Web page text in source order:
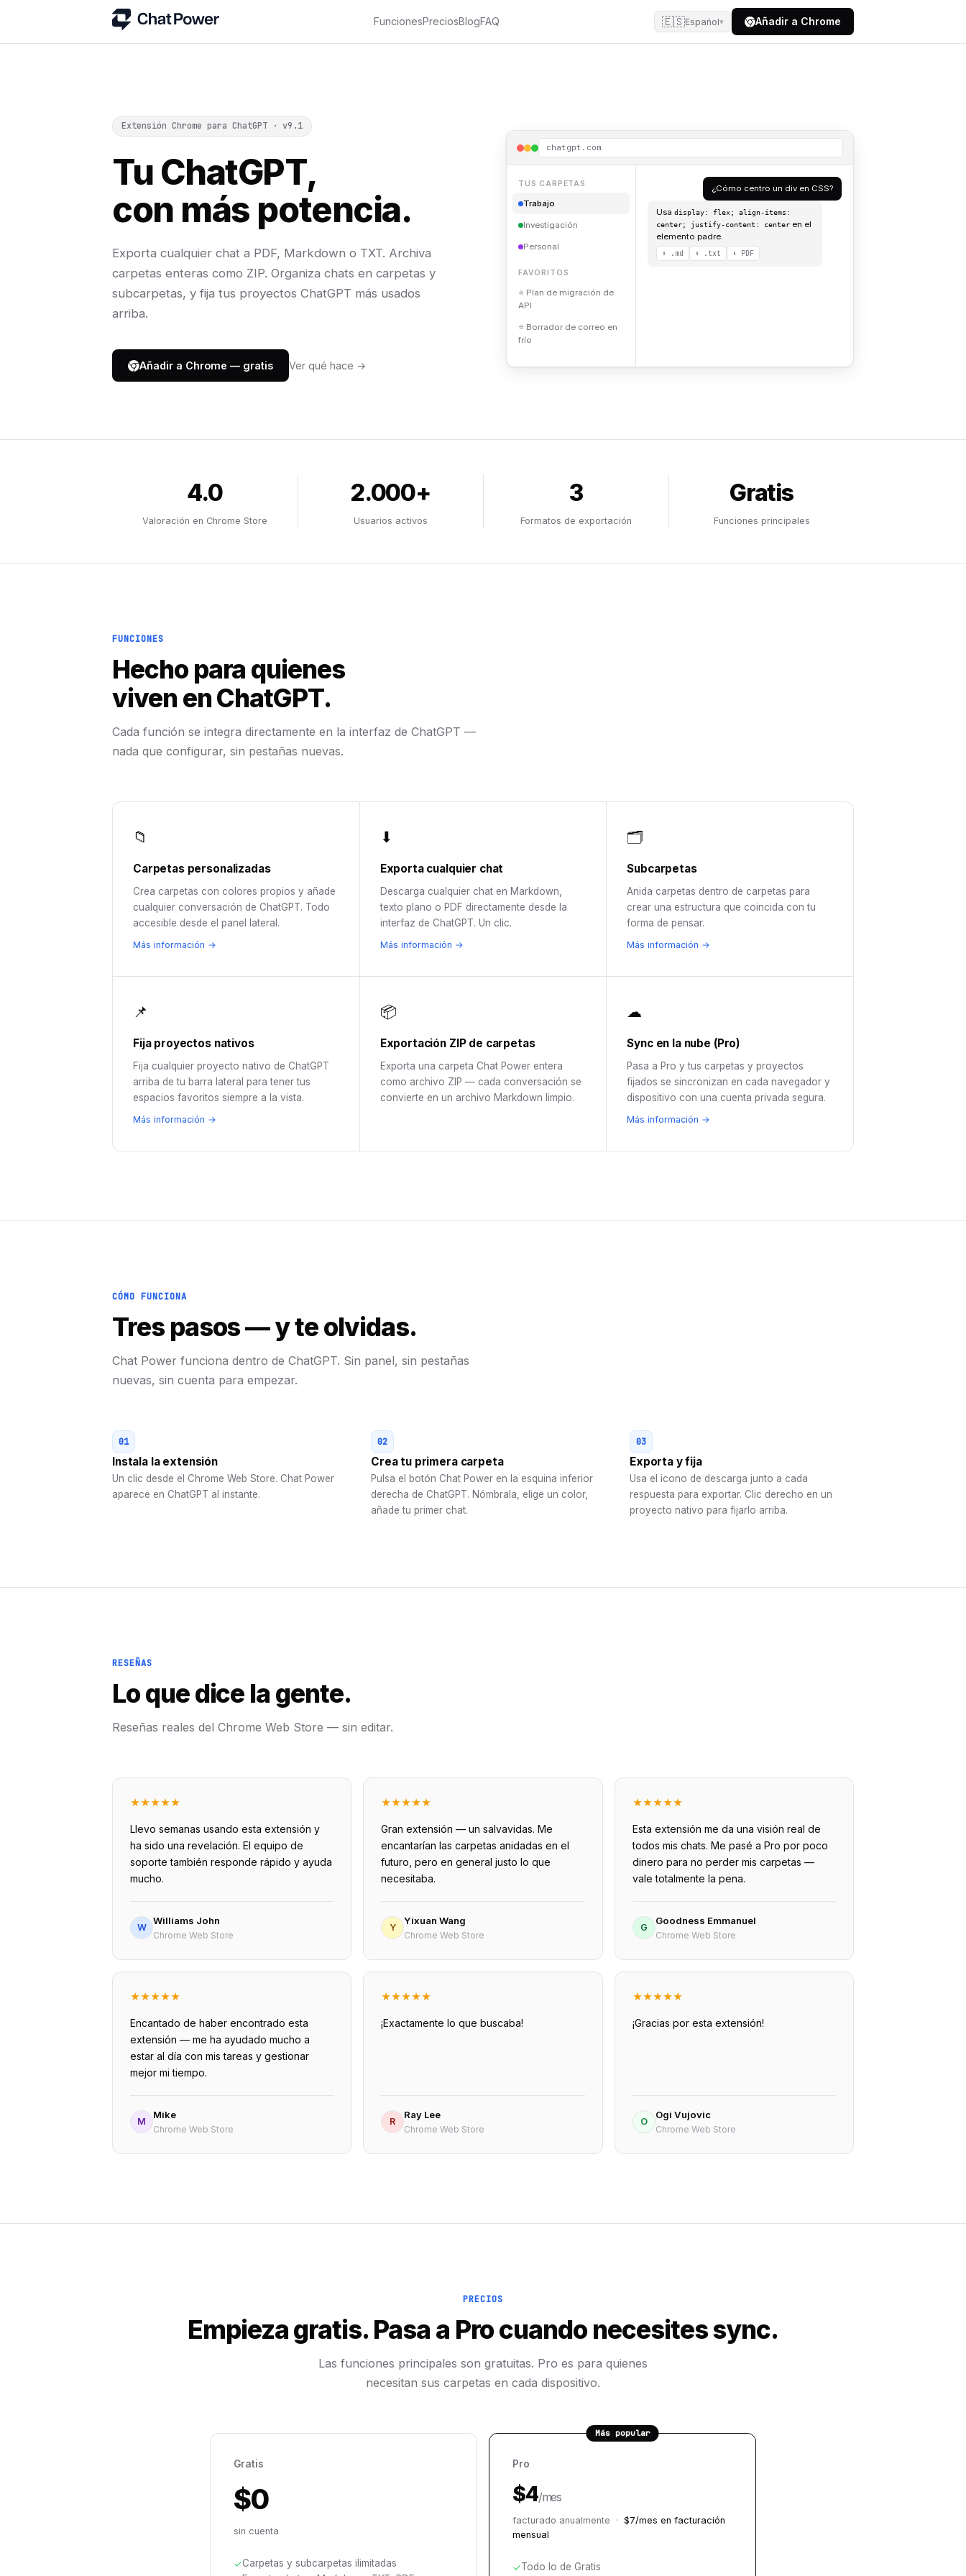
FuncionesPreciosBlogFAQ 🇪🇸Español▾ Añadir a Chrome
Extensión Chrome para ChatGPT · v9.1
Tu ChatGPT,
con más potencia.
Exporta cualquier chat a PDF, Markdown o TXT. Archiva
carpetas enteras como ZIP. Organiza chats en carpetas y
subcarpetas, y fija tus proyectos ChatGPT más usados
arriba.
Añadir a Chrome — gratis Ver qué hace →
chatgpt.com
TUS CARPETAS
Trabajo
Investigación
Personal
FAVORITOS
⭐ Plan de migración de
API
⭐ Borrador de correo en
frío
¿Cómo centro un div en CSS?
Usa display: flex; align-items:
center; justify-content: center en el
elemento padre.
⬇ .md ⬇ .txt ⬇ PDF
4.0
Valoración en Chrome Store
2.000+
Usuarios activos
3
Formatos de exportación
Gratis
Funciones principales
FUNCIONES
Hecho para quienes
viven en ChatGPT.
Cada función se integra directamente en la interfaz de ChatGPT —
nada que configurar, sin pestañas nuevas.
📁
Carpetas personalizadas
Crea carpetas con colores propios y añade
cualquier conversación de ChatGPT. Todo
accesible desde el panel lateral.
Más información →
⬇
Exporta cualquier chat
Descarga cualquier chat en Markdown,
texto plano o PDF directamente desde la
interfaz de ChatGPT. Un clic.
Más información →
🗂️
Subcarpetas
Anida carpetas dentro de carpetas para
crear una estructura que coincida con tu
forma de pensar.
Más información →
📌
Fija proyectos nativos
Fija cualquier proyecto nativo de ChatGPT
arriba de tu barra lateral para tener tus
espacios favoritos siempre a la vista.
Más información →
📦
Exportación ZIP de carpetas
Exporta una carpeta Chat Power entera
como archivo ZIP — cada conversación se
convierte en un archivo Markdown limpio.
☁
Sync en la nube (Pro)
Pasa a Pro y tus carpetas y proyectos
fijados se sincronizan en cada navegador y
dispositivo con una cuenta privada segura.
Más información →
CÓMO FUNCIONA
Tres pasos — y te olvidas.
Chat Power funciona dentro de ChatGPT. Sin panel, sin pestañas
nuevas, sin cuenta para empezar.
01
Instala la extensión
Un clic desde el Chrome Web Store. Chat Power
aparece en ChatGPT al instante.
02
Crea tu primera carpeta
Pulsa el botón Chat Power en la esquina inferior
derecha de ChatGPT. Nómbrala, elige un color,
añade tu primer chat.
03
Exporta y fija
Usa el icono de descarga junto a cada
respuesta para exportar. Clic derecho en un
proyecto nativo para fijarlo arriba.
RESEÑAS
Lo que dice la gente.
Reseñas reales del Chrome Web Store — sin editar.
★★★★★
Llevo semanas usando esta extensión y
ha sido una revelación. El equipo de
soporte también responde rápido y ayuda
mucho.
W
Williams John
Chrome Web Store
★★★★★
Gran extensión — un salvavidas. Me
encantarían las carpetas anidadas en el
futuro, pero en general justo lo que
necesitaba.
Y
Yixuan Wang
Chrome Web Store
★★★★★
Esta extensión me da una visión real de
todos mis chats. Me pasé a Pro por poco
dinero para no perder mis carpetas —
vale totalmente la pena.
G
Goodness Emmanuel
Chrome Web Store
★★★★★
Encantado de haber encontrado esta
extensión — me ha ayudado mucho a
estar al día con mis tareas y gestionar
mejor mi tiempo.
M
Mike
Chrome Web Store
★★★★★
¡Exactamente lo que buscaba!
R
Ray Lee
Chrome Web Store
★★★★★
¡Gracias por esta extensión!
O
Ogi Vujovic
Chrome Web Store
PRECIOS
Empieza gratis. Pasa a Pro cuando necesites sync.
Las funciones principales son gratuitas. Pro es para quienes
necesitan sus carpetas en cada dispositivo.
Gratis
$0
sin cuenta
✓Carpetas y subcarpetas ilimitadas
Más popular
Pro
$4/mes
facturado anualmente · $7/mes en facturación
mensual
✓Todo lo de Gratis